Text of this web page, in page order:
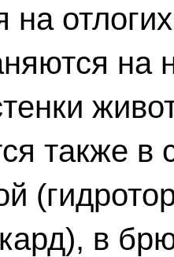
на
на
также в
в